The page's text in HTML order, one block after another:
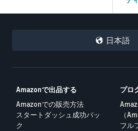
日本語
Amazonで出品する
Amazonでの販売方法
スタートダッシュ成功パッ
ク
プロ
（
フル